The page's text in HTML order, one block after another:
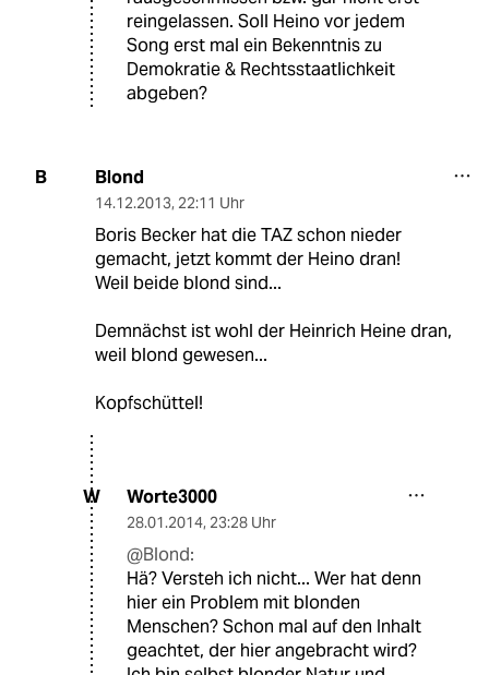
reingelassen. Soll Heino vor jedem
Song erst mal ein Bekenntnis zu
Demokratie & Rechtsstaatlichkeit
abgeben?
B Blond
14.12.2013, 22:11 Uhr
Boris Becker hat die TAZ schon nieder
gemacht, jetzt kommt der Heino dran!
Weil beide blond sind...
Demnächst ist wohl der Heinrich Heine dran,
weil blond gewesen...
Kopfschüttel!
W Worte3000
28.01.2014, 23:28 Uhr
@Blond:
Hä? Versteh ich nicht... Wer hat denn
hier ein Problem mit blonden
Menschen? Schon mal auf den Inhalt
geachtet, der hier angebracht wird?